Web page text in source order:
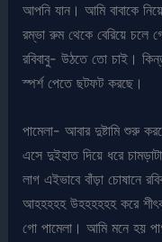
আপনি যান। আমি বাবাকে
রম্ভা রুম থেকে বেরিয়ে চলে
রবিবাবু- উঠতে তো চাই।
স্পর্শ পেতে ছটফট করছে।
পামেলা- আবার দুষ্টামি শুরু
এসে দুইহাত দিয়ে ধরে
লাগ এইভাবে বাঁড়া চোষানে
আহহহহহ উহহহহহহ করে
গো পামেলা। আমি মনে হয়